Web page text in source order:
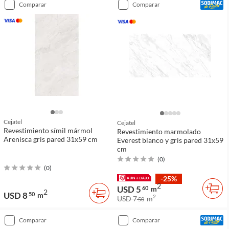
comparar
Cejatel
Revestimiento símil mármol
Arenisca gris pared 31x59 cm
(0)
USD 850 m2
comparar
Cejatel
Revestimiento marmolado
Everest blanco y gris pared 31x59
cm
(0)
-25%
USD 5 60 m2
USD 750 m2
comparar comparar